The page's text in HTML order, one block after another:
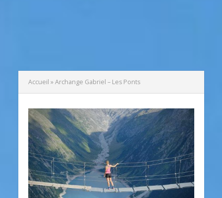
Accueil »Archange Gabriel – Les Ponts